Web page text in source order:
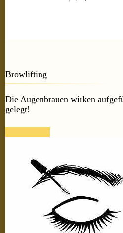
Browlifting
Die Augenbrauen wirken
gelegt!